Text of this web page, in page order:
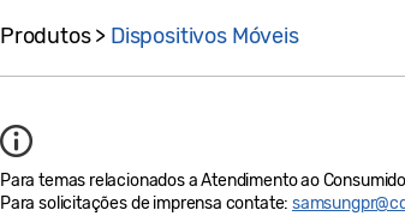
Produtos > Dispositivos Móveis
Para temas relacionados a Atendimento ao
Para solicitações de imprensa contate: